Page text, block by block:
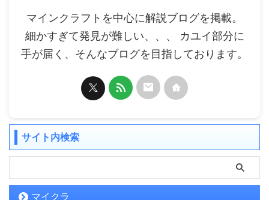
マインクラフトを中心に解説ブログを掲載。
細かすぎて発見が難しい、、、 カユイ部分に
手が届く、そんなブログを目指しております。
サイト内検索
マイクラ